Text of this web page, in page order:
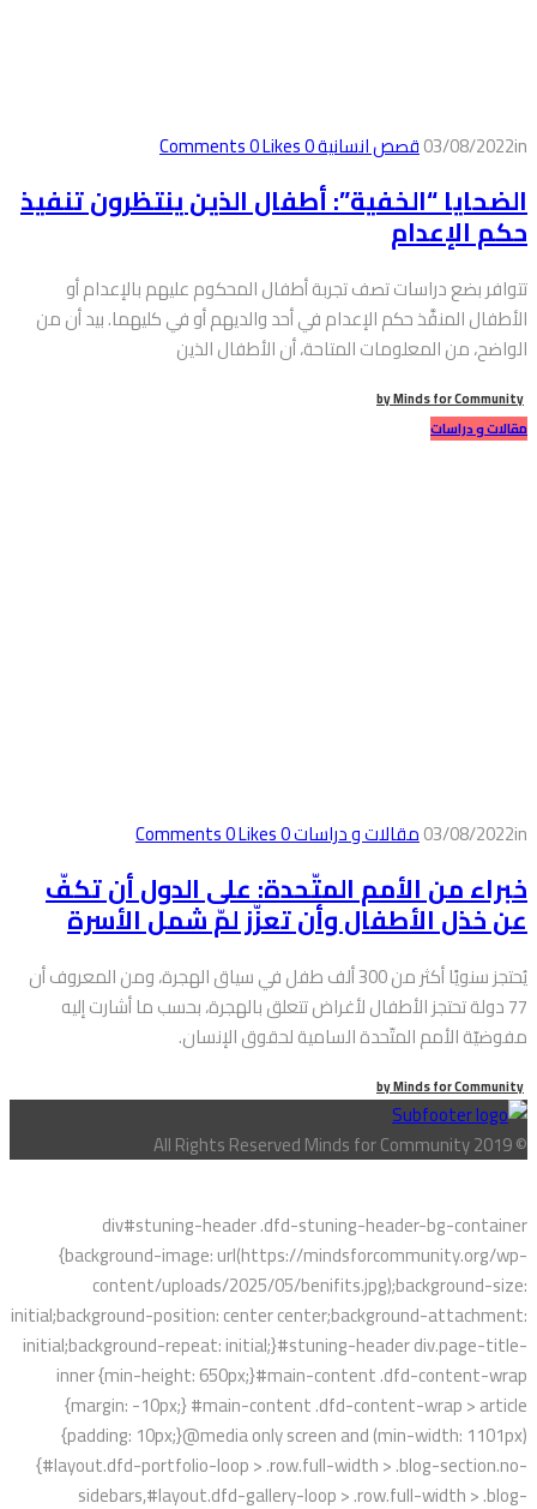
03/08/2022in قصص انسانية0
Comments
0Likes
الضحايا “الخفية”: أطفال الذين ينتظرون تنفيذ
حكم الإعدام
تتوافر بضع دراسات تصف تجربة أطفال المحكوم عليهم بالإعدام أو
الأطفال المنفَّذ حكم الإعدام في أحد والديهم أو في كليهما. بيد أن من
الواضح، من المعلومات المتاحة، أن الأطفال الذين
byMinds for Community
مقالات و دراسات
03/08/2022in مقالات و دراسات0
Comments
0Likes
خبراء من الأمم المتّحدة: على الدول أن تكفّ
عن خذل الأطفال وأن تعزّز لمّ شمل الأسرة
يُحتجز سنويًا أكثر من 300 ألف طفل في سياق الهجرة، ومن المعروف أن
77 دولة تحتجز الأطفال لأغراض تتعلق بالهجرة، بحسب ما أشارت إليه
مفوضيّة الأمم المتّحدة السامية لحقوق الإنسان.
byMinds for Community
© All Rights Reserved Minds for Community 2019
div#stuning-header .dfd-stuning-header-bg-container
{background-image: url(https://mindsforcommunity.org/wp-
content/uploads/2025/05/benifits.jpg);background-size:
initial;background-position: center center;background-attachment:
initial;background-repeat: initial;}#stuning-header div.page-title-
inner {min-height: 650px;}#main-content .dfd-content-wrap
{margin: -10px;} #main-content .dfd-content-wrap > article
{padding: 10px;}@media only screen and (min-width: 1101px)
{#layout.dfd-portfolio-loop > .row.full-width > .blog-section.no-
sidebars,#layout.dfd-gallery-loop > .row.full-width > .blog-